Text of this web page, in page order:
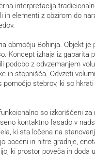
interpretacija
elementi z obzirom do
območju Bohinja. Objekt
Koncept izhaja iz gabarita
z odvzemanjem
in stopnišča. Odvzeti
stebrov, ki so
so izkoriščeni
kontaktno fasado v
ki sta ločena na
poceni in hitre gradnje,